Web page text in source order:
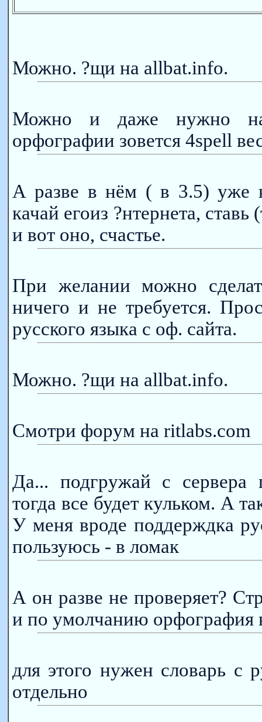
Можно. ?щи на allbat.info.
Можно и даже нужно
орфографии зовется 4spell
А разве в нём ( в 3.5) уже
качай егоиз ?нтернета,
и вот оно, счастье.
При желании можно
ничего и не требуется.
русского языка с оф. сайта.
Можно. ?щи на allbat.info.
Смотри форум на ritlabs.com
Да... подгружай с сервера
тогда все будет кульком. А
У меня вроде поддерждка
пользуюсь - в ломак
А он разве не проверяет?
и по умолчанию орфография
для этого нужен словарь с
отдельно